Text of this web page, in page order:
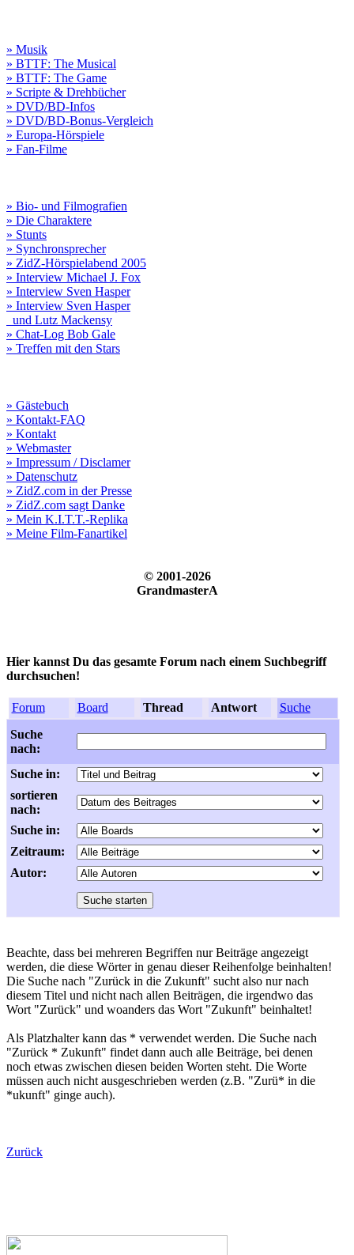
» Musik
» BTTF: The Musical
» BTTF: The Game
» Scripte & Drehbücher
» DVD/BD-Infos
» DVD/BD-Bonus-Vergleich
» Europa-Hörspiele
» Fan-Filme
» Bio- und Filmografien
» Die Charaktere
» Stunts
» Synchronsprecher
» ZidZ-Hörspielabend 2005
» Interview Michael J. Fox
» Interview Sven Hasper
» Interview Sven Hasper
und Lutz Mackensy
» Chat-Log Bob Gale
» Treffen mit den Stars
» Gästebuch
» Kontakt-FAQ
» Kontakt
» Webmaster
» Impressum / Disclamer
» Datenschutz
» ZidZ.com in der Presse
» ZidZ.com sagt Danke
» Mein K.I.T.T.-Replika
» Meine Film-Fanartikel
© 2001-2026
GrandmasterA
Hier kannst Du das gesamte Forum nach einem Suchbegriff
durchsuchen!
Forum Board Thread Antwort
Suche
Suche
nach:
Suche in:
sortieren
nach:
Suche in:
Zeitraum:
Autor:
Beachte, dass bei mehreren Begriffen nur Beiträge angezeigt
werden, die diese Wörter in genau dieser Reihenfolge beinhalten!
Die Suche nach "Zurück in die Zukunft" sucht also nur nach
diesem Titel und nicht nach allen Beiträgen, die irgendwo das
Wort "Zurück" und woanders das Wort "Zukunft" beinhaltet!
Als Platzhalter kann das * verwendet werden. Die Suche nach
"Zurück * Zukunft" findet dann auch alle Beiträge, bei denen
noch etwas zwischen diesen beiden Worten steht. Die Worte
müssen auch nicht ausgeschrieben werden (z.B. "Zurü* in die
*ukunft" ginge auch).
Zurück